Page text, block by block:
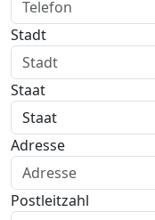
Stadt
Staat
Adresse
Postleitzahl